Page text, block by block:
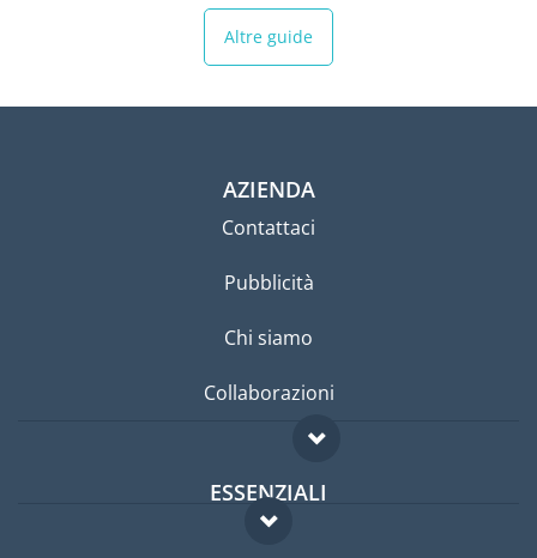
Altre guide
AZIENDA
Contattaci
Pubblicità
Chi siamo
Collaborazioni
ESSENZIALI
Forum per expat